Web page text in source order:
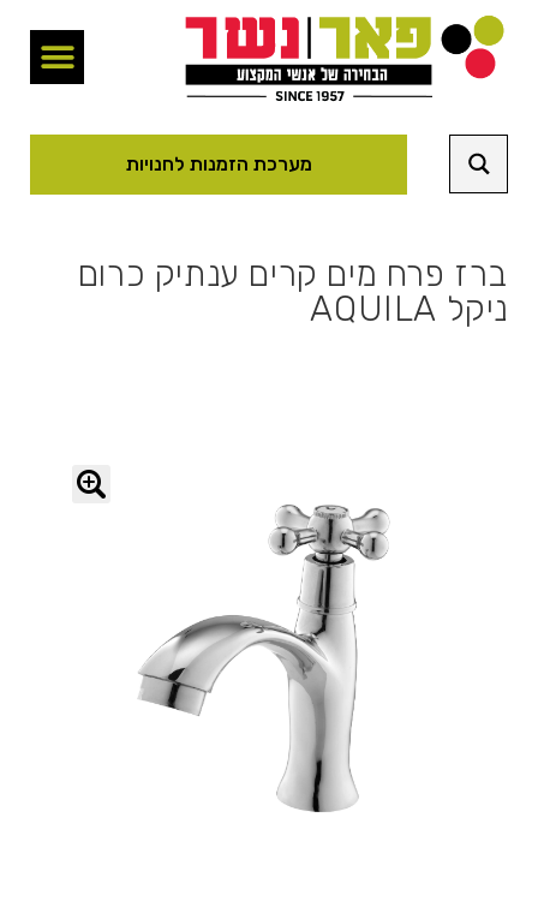
מערכת הזמנות לחנויות
ברז פרח מים קרים ענתיק כרום
ניקל AQUILA